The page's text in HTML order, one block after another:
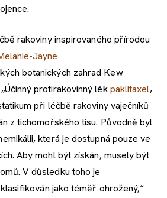
rakoviny inspirovaného přírodou
Jayne
botanických zahrad Kew
protirakovinný lékpaklitaxel,
při léčbě rakoviny vaječníků
z tichomořského tisu. Původně byl
která je dostupná pouze ve
Aby mohl být získán, musely být
V důsledku toho je
jako téměř ohrožený,“